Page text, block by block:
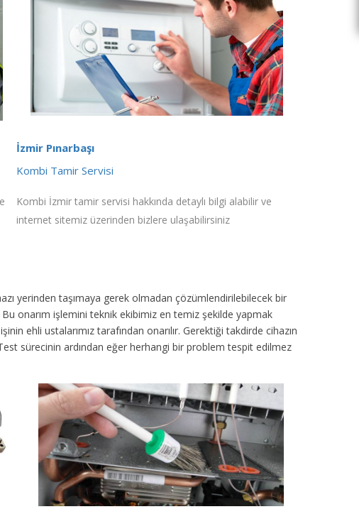
İzmir Pınarbaşı
Kombi Tamir Servisi
Kombi İzmir tamir servisi hakkında detaylı bilgi alabilir ve
internet sitemiz üzerinden bizlere ulaşabilirsiniz
yerinden taşımaya gerek olmadan çözümlendirilebilecek bir
Bu onarım işlemini teknik ekibimiz en temiz şekilde yapmak
ehli ustalarımız tarafından onarılır. Gerektiği takdirde cihazın
sürecinin ardından eğer herhangi bir problem tespit edilmez